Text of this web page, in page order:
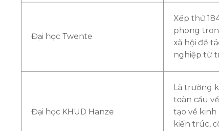
Đại học Twente
Xếp thứ
phong
xã hội để
nghiệp từ
Đại học KHUD Hanze
Là trường
toàn cầu
tạo về kinh
kiến trúc,